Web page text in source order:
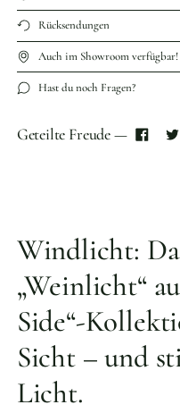
Rücksendungen
Auch im Showroom verfügbar!
Hast du noch Fragen?
Geteilte Freude —
Windlicht:
„Weinlicht“
Side“-
Sicht – und
Licht.